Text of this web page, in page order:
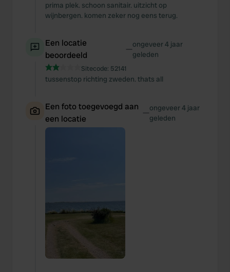
prima plek. schoon sanitair. uitzicht op
wijnbergen. komen zeker nog eens terug.
Een locatie
beoordeeld
—ongeveer 4 jaar
geleden
Sitecode: 52141
tussenstop richting zweden. thats all
Een foto toegevoegd aan
een locatie
—ongeveer 4 jaar
geleden